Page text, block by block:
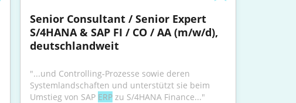
Senior Consultant / Senior Expert
S/4HANA & SAP FI / CO / AA (m/w/d),
deutschlandweit
"...und Controlling-Prozesse sowie deren
Systemlandschaften und unterstützt sie beim
Umstieg von SAP ERP zu S/4HANA Finance..."